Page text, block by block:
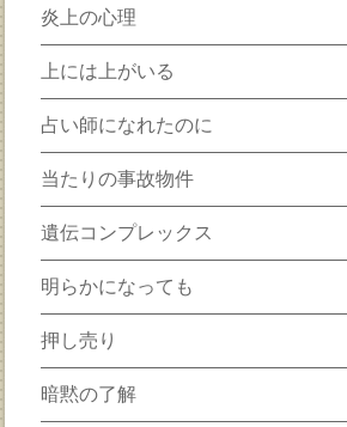
炎上の心理
上には上がいる
占い師になれたのに
当たりの事故物件
遺伝コンプレックス
明らかになっても
押し売り
暗黙の了解